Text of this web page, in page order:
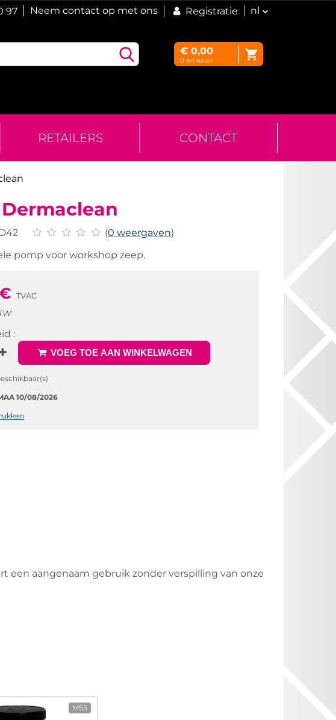
€ 0,00
0 Artikelen
nl
Registratie
Neem contact op met ons
97
RETAILERS CONTACT
(0 weergaven)
pomp voor workshop zeep.
TVAC
:
VOEG TOE AAN WINKELWAGEN
10/08/2026
een aangenaam gebruik zonder verspilling van onze
M55